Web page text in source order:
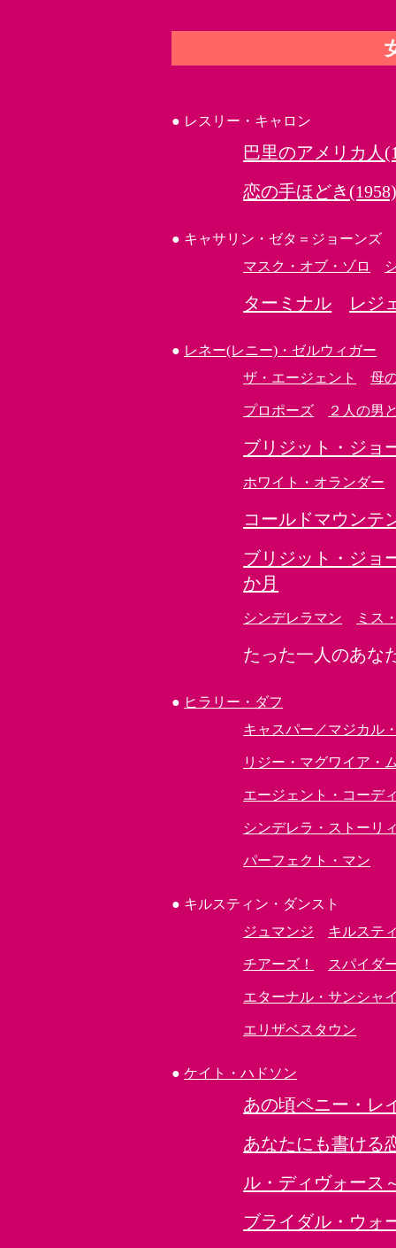
● レスリー・キャロン
巴里のアメリカ人
恋の手ほどき
● キャサリン・ゼタ＝ジョーンズ
マスク・オブ・ゾロ
ターミナル レジ
● レネー(レニー)・ゼルウィガー
ザ・エージェント
母
プロポーズ ２人の男
ブリジット・ジョ
ホワイト・オランダー
コールドマウンテ
ブリジット・ジョ
か月
シンデレラマン ミス
たった一人のあ
● ヒラリー・ダフ
キャスパー／マジカル
リジー・マグワイア・
エージェント・コーデ
シンデレラ・ストーリ
パーフェクト・マン
● キルスティン・ダンスト
ジュマンジ
キルステ
チアーズ！ スパイダ
エターナル・サンシャ
エリザベスタウン
●ケイト・ハドソン
あの頃ペニー・レ
あなたにも書ける
ル・ディヴォース
ブライダル・ウォ